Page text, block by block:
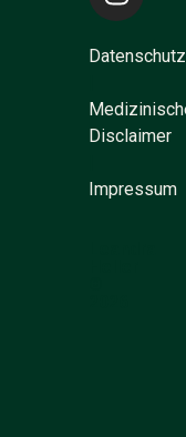
Datenschutz
Disclaimer
Impressum